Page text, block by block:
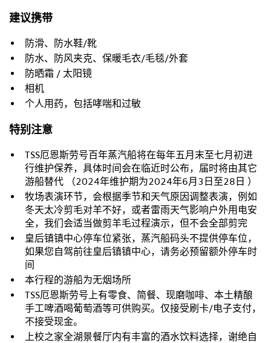
建议携带
防滑、防水鞋/靴
防水、防风夹克、保暖毛衣/毛毯/外套
防晒霜 / 太阳镜
相机
个人用药，包括哮喘和过敏
特别注意
TSS厄恩斯劳号百年蒸汽船将在每年五月末至七月初进
行维护保养，具体时间会在临近时公布，届时将由其它
游船替代 （2024年维护期为2024年6月3日至28日 ）
牧场表演环节，会根据季节和天气原因调整表演，例如
冬天太冷剪毛对羊不好，或者雷雨天气影响户外用电安
全，我们会适当做剪羊毛过程演示，但不会全部剪完
皇后镇镇中心停车位紧张，蒸汽船码头不提供停车位，
如果您自驾前往皇后镇镇中心，请务必预留额外停车时
间
本行程的游船为无烟场所
TSS厄恩斯劳号上有零食、简餐、现磨咖啡、本土精酿
手工啤酒喝葡萄酒等可供购买。仅接受刷卡/电子支付，
不接受现金。
上校之家全湖景餐厅内有丰富的酒水饮料选择，谢绝自